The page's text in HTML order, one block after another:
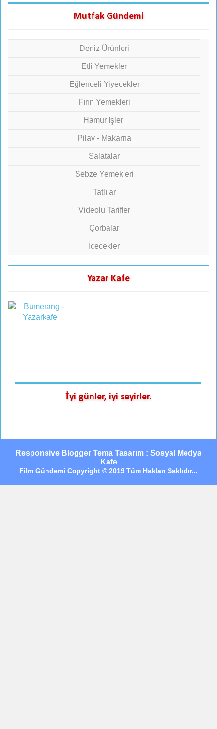
Mutfak Gündemi
Deniz Ürünleri
Etli Yemekler
Eğlenceli Yiyecekler
Fırın Yemekleri
Hamur İşleri
Pilav - Makarna
Salatalar
Sebze Yemekleri
Tatlılar
Videolu Tarifler
Çorbalar
İçecekler
Yazar Kafe
İyi günler, iyi seyirler.
Responsive Blogger Tema Tasarım : Sosyal Medya
Kafe
Film Gündemi Copyright © 2019 Tüm Hakları Saklıdır...